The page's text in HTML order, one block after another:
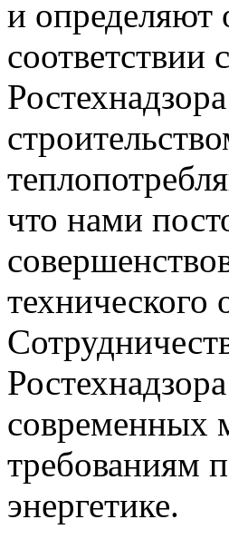
и определяют
что нами
технического
современных
требованиям
энергетике.